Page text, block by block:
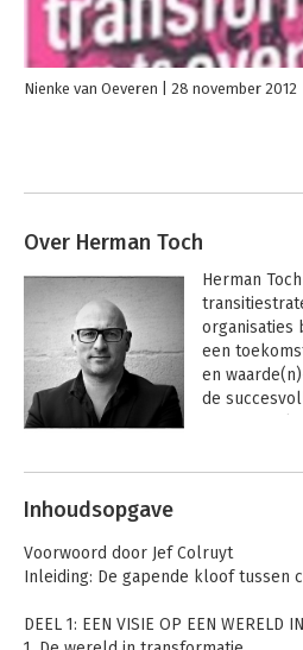
Nienke van Oeveren 28 november 2012
Over Herman Toch
Herman
organisaties
een
en
de
Andere boeken
Inhoudsopgave
Voorwoord door Jef Colruyt
Inleiding: De gapende kloof tussen
DEEL 1: EEN VISIE OP EEN WERELD